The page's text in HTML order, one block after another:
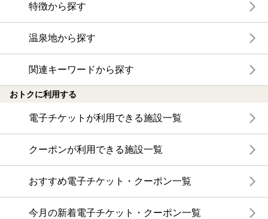
特徴から探す
温泉地から探す
関連キーワードから探す
おトクに利用する
電子チケットが利用できる施設一覧
クーポンが利用できる施設一覧
おすすめ電子チケット・クーポン一覧
今月の新着電子チケット・クーポン一覧